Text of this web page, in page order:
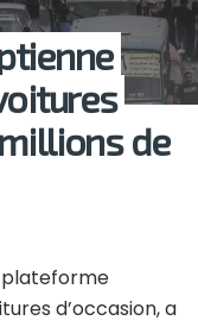
de
plateforme
d’occasion, a